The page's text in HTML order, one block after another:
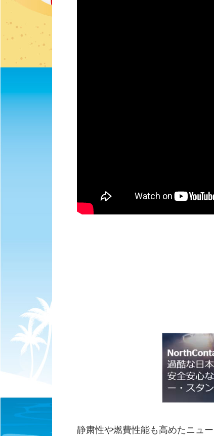
静粛性や燃費性能も高めたニュ